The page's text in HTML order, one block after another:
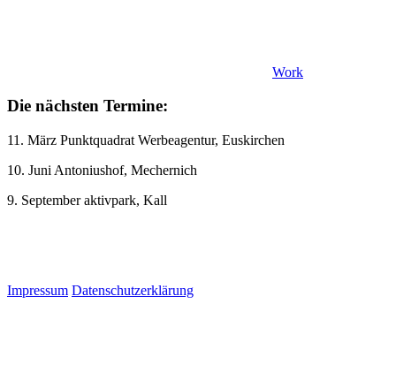
Work
Die nächsten Termine:
11. März Punktquadrat Werbeagentur, Euskirchen
10. Juni Antoniushof, Mechernich
9. September aktivpark, Kall
Impressum Datenschutzerklärung